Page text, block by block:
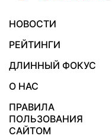
НОВОСТИ
РЕЙТИНГИ
ДЛИННЫЙ ФОКУС
О НАС
ПРАВИЛА
ПОЛЬЗОВАНИЯ
САЙТОМ